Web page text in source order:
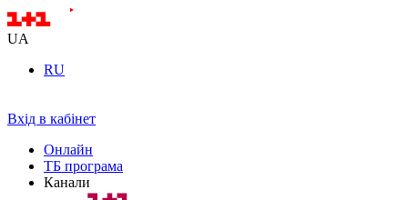
UA
RU
Вхід в кабінет
Онлайн
ТБ програма
Канали